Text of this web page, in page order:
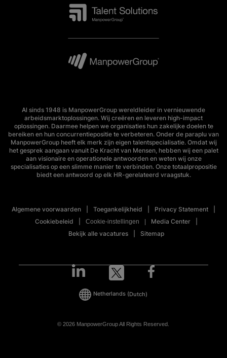
Al sinds 1948 is ManpowerGroup wereldleider in vernieuwende
arbeidsmarktoplossingen. Wij creëren en leveren high-impact
oplossingen. Daarmee helpen we organisaties hun zakelijke doelen te
bereiken en hun concurrentiepositie te verbeteren. Onder de paraplu van
ManpowerGroup heeft elk merk zijn eigen talentspecialisatie. Omdat wij
het gesprek aangaan vanuit De Kracht van Mensen, hebben wij een palet
aan visionaire en operationele antwoorden en weten wij onze
specialisaties op een slimme manier te verbinden. Onze totaalpropositie
biedt een antwoord op elk HR-gerelateerd vraagstuk.
Algemene voorwaarden Toegankelijkheid
Privacy Statement
Cookiebeleid
Cookie-instellingen
Media Center
Bekijk alle vacatures
Sitemap
© 2026 ManpowerGroup All Rights Reserved.
Netherlands (Dutch)